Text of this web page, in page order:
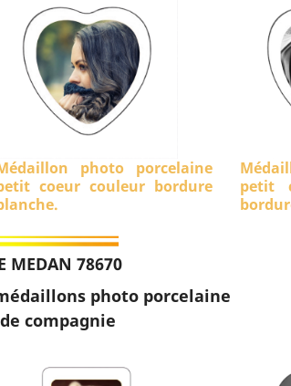
photo porcelaine
coeur couleur bordure
petit
MEDAN 78670
photo porcelaine
compagnie